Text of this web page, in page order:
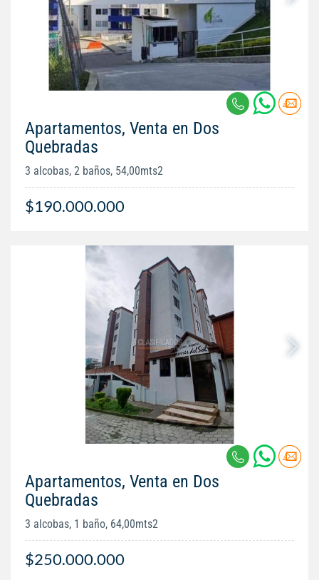
Apartamentos, Venta en Dos
Quebradas
3 alcobas, 2 baños, 54,00mts2
$190.000.000
Apartamentos, Venta en Dos
Quebradas
3 alcobas, 1 baño, 64,00mts2
$250.000.000